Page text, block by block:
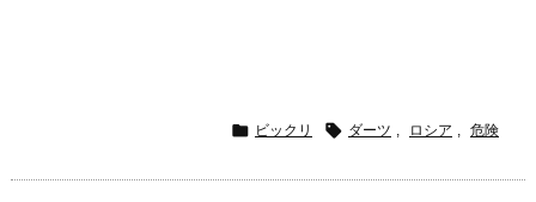
 ビックリ  ダーツ , ロシア , 危険